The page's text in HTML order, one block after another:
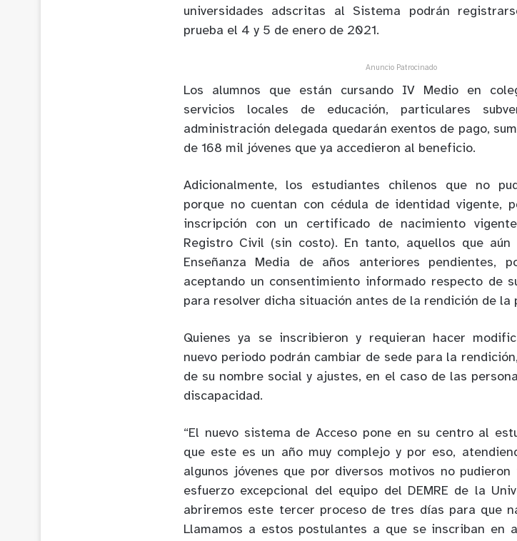
universidades adscritas al Sistema podrán
prueba el 4 y 5 de enero de 2021.
Anuncio Patrocinado
Los alumnos que están cursando IV Medio en
servicios locales de educación, particulares
administración delegada quedarán exentos de pago,
de 168 mil jóvenes que ya accedieron al beneficio.
Adicionalmente, los estudiantes chilenos que no
porque no cuentan con cédula de identidad vigente,
inscripción con un certificado de nacimiento
Registro Civil (sin costo). En tanto, aquellos que aún
Enseñanza Media de años anteriores pendientes,
aceptando un consentimiento informado respecto de
para resolver dicha situación antes de la rendición de la
Quienes ya se inscribieron y requieran hacer
nuevo periodo podrán cambiar de sede para la
de su nombre social y ajustes, en el caso de las
discapacidad.
“El nuevo sistema de Acceso pone en su centro al
que este es un año muy complejo y por eso,
algunos jóvenes que por diversos motivos no pudieron
esfuerzo excepcional del equipo del DEMRE de la
abriremos este tercer proceso de tres días para que
Llamamos a estos postulantes a que se inscriban en